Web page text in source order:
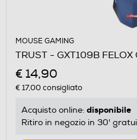
MOUSE GAMING
TRUST - GXT109B
€ 14,90
€ 17,00consigliato
Acquisto online: disponibile
Ritiro in negozio in 30'